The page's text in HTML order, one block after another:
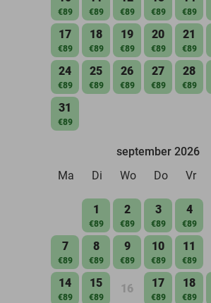
€89 €89 €89 €89 €89
17
€89
18
€89
19
€89
20
€89
21
€89
24
€89
25
€89
26
€89
27
€89
28
€89
31
€89
september 2026
Ma
Di Wo Do Vr
1
€89
2
€89
3
€89
4
€89
7
€89
8
€89
9
€89
10
€89
11
€89
14
€89
15
€89
16 17
€89
18
€89